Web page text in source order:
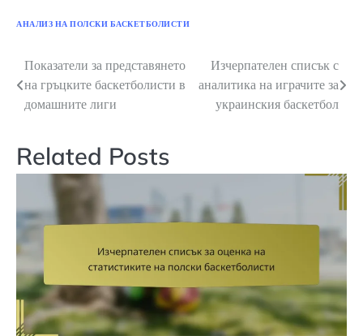
АНАЛИЗ НА ПОЛСКИ БАСКЕТБОЛИСТИ
Post
navigation
Показатели за представянето
на гръцките баскетболисти в
домашните лиги
Изчерпателен списък с
аналитика на играчите за
украинския баскетбол
Related Posts